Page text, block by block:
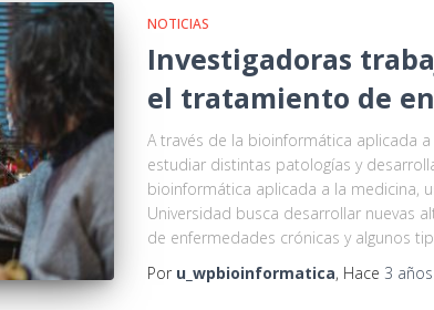
NOTICIAS
Investigadoras
el tratamiento de
A través de la bioinformática aplicada
estudiar distintas patologías y
bioinformática aplicada a la medicina,
Universidad busca desarrollar nuevas
de enfermedades crónicas y algunos
Por u_wpbioinformatica, Hace 3 años